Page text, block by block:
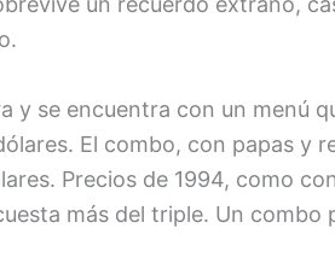
y se encuentra con un menú
El combo, con papas y
Precios de 1994, como
más del triple. Un combo